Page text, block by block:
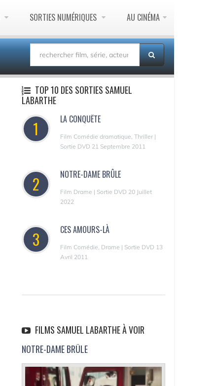
SORTIES NUMÉRIQUES AU CINÉMA
TOP 10 DES SORTIES SAMUEL
LABARTHE
1 LA CONQUÊTE
Film Comédie dramatique, Thriller |
Sortie DVD 21 Septembre 2011
2 NOTRE-DAME BRÛLE
Film Drame | Sortie DVD 20 Juillet
2022
3 CES AMOURS-LÀ
Film Comédie, Drame | Sortie DVD 13
Avril 2011
FILMS SAMUEL LABARTHE À VOIR
NOTRE-DAME BRÛLE